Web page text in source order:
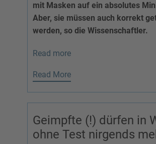
mit Masken auf ein absolutes
Aber, sie müssen auch korrekt
werden, so die Wissenschaftler.
Read more
Read More
Geimpfte (!) dürfen in
ohne Test nirgends